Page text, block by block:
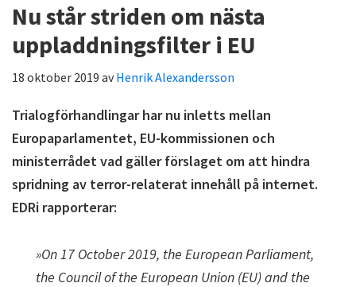
Nu står striden om nästa
uppladdningsfilter i EU
18 oktober 2019 avHenrik Alexandersson
Trialogförhandlingar har nu inletts mellan
Europaparlamentet, EU-kommissionen och
ministerrådet vad gäller förslaget om att hindra
spridning av terror-relaterat innehåll på internet.
EDRi rapporterar:
»On 17 October 2019, the European Parliament,
the Council of the European Union (EU) and the